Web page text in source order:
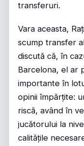
transferuri.
Vara aceasta,
scump transfer
discută că, în
Barcelona, el ar
importante în
opinii împărțite:
riscă, având în
jucătorului la
calitățile